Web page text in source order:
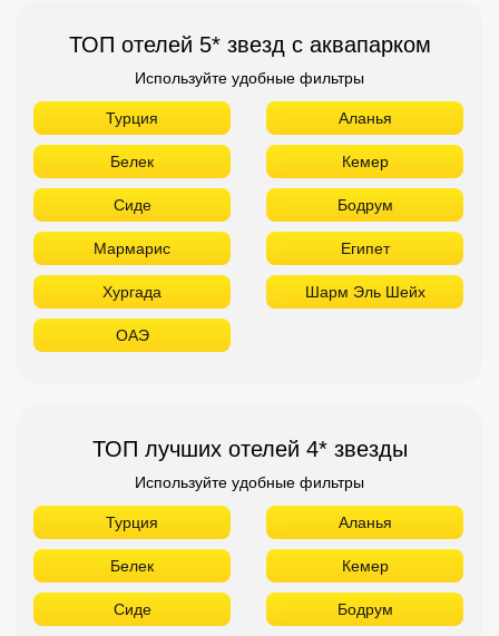
ТОП отелей 5* звезд с аквапарком
Используйте удобные фильтры
Турция Аланья
Белек Кемер
Сиде Бодрум
Мармарис Египет
Хургада Шарм Эль Шейх
ОАЭ
ТОП лучших отелей 4* звезды
Используйте удобные фильтры
Турция Аланья
Белек Кемер
Сиде Бодрум